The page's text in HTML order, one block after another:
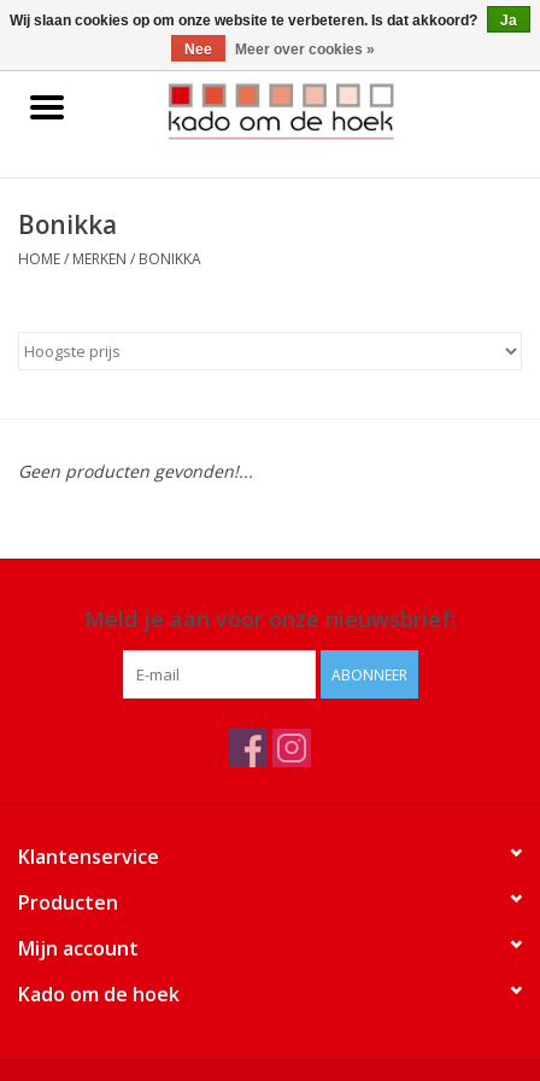
0 Artikelen - €0,00
Home
Gadgets
Bonikka
HOME/ MERKEN / BONIKKA
Geen producten gevonden!...
Meld je aan voor onze nieuwsbrief:
ABONNEER
Klantenservice
Producten
Mijn account
Kado om de hoek
Wij slaan cookies op om onze website te verbeteren. Is dat akkoord?
Ja
Nee
Meer over cookies »